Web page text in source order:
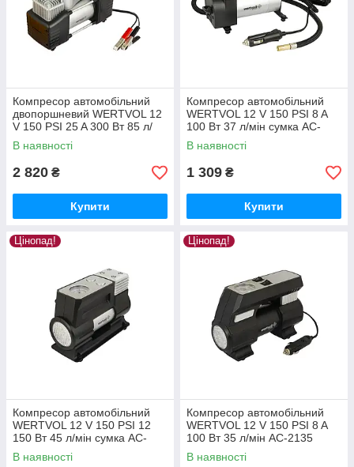
Компресор автомобільний
двопоршневий WERTVOL 12
V 150 PSI 25 A 300 Вт 85 л/
мін сумка AC-2185
В наявності
2 820 ₴
Купити
Компресор автомобільний
WERTVOL 12 V 150 PSI 8 A
100 Вт 37 л/мін сумка AC-
2137
В наявності
1 309 ₴
Купити
Цінопад!
Компресор автомобільний
WERTVOL 12 V 150 PSI 12
150 Вт 45 л/мін сумка AC-
2145
В наявності
Цінопад!
Компресор автомобільний
WERTVOL 12 V 150 PSI 8 A
100 Вт 35 л/мін AC-2135
В наявності